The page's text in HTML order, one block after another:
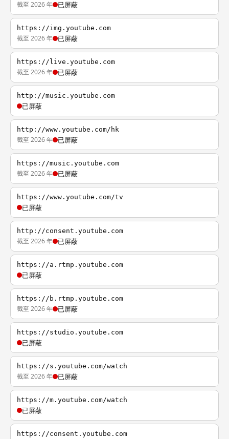
截至 2026 年 已屏蔽
https://img.youtube.com
截至 2026 年 已屏蔽
https://live.youtube.com
截至 2026 年 已屏蔽
http://music.youtube.com
已屏蔽
http://www.youtube.com/hk
截至 2026 年 已屏蔽
https://music.youtube.com
截至 2026 年 已屏蔽
https://www.youtube.com/tv
已屏蔽
http://consent.youtube.com
截至 2026 年 已屏蔽
https://a.rtmp.youtube.com
已屏蔽
https://b.rtmp.youtube.com
截至 2026 年 已屏蔽
https://studio.youtube.com
已屏蔽
https://s.youtube.com/watch
截至 2026 年 已屏蔽
https://m.youtube.com/watch
已屏蔽
https://consent.youtube.com